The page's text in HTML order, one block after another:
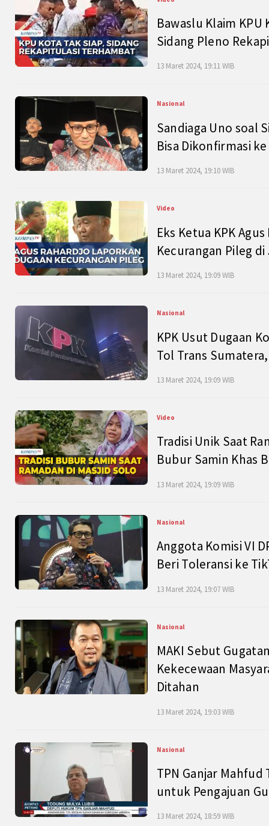
Bawaslu Klaim
Sidang Pleno
13 Maret 2024, 19:11 WIB
Nasional
Sandiaga Uno soal
Bisa Dikonfirmasi
13 Maret 2024, 19:10 WIB
Video
Eks Ketua KPK
Kecurangan Pileg
13 Maret 2024, 19:09 WIB
Nasional
KPK Usut Dugaan
Tol Trans
13 Maret 2024, 19:09 WIB
Video
Tradisi Unik Saat
Bubur Samin Khas
13 Maret 2024, 19:09 WIB
Nasional
Anggota Komisi VI
Beri Toleransi ke
13 Maret 2024, 19:07 WIB
Nasional
MAKI Sebut
Kekecewaan
Ditahan
13 Maret 2024, 19:03 WIB
Nasional
TPN Ganjar
untuk Pengajuan
13 Maret 2024, 18:59 WIB